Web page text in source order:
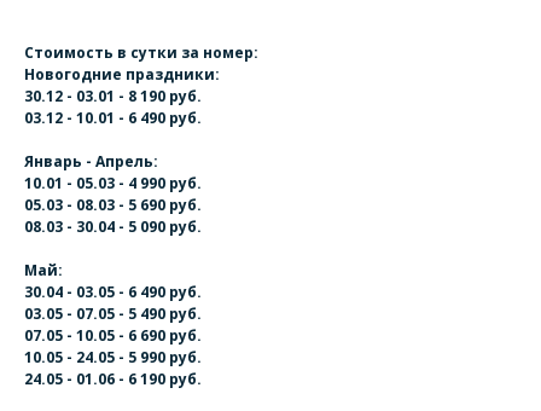
Стоимость в сутки за номер:
Новогодние праздники:
30.12 - 03.01 - 8 190 руб.
03.12 - 10.01 - 6 490 руб.
Январь - Апрель:
10.01 - 05.03 - 4 990 руб.
05.03 - 08.03 - 5 690 руб.
08.03 - 30.04 - 5 090 руб.
Май:
30.04 - 03.05 - 6 490 руб.
03.05 - 07.05 - 5 490 руб.
07.05 - 10.05 - 6 690 руб.
10.05 - 24.05 - 5 990 руб.
24.05 - 01.06 - 6 190 руб.